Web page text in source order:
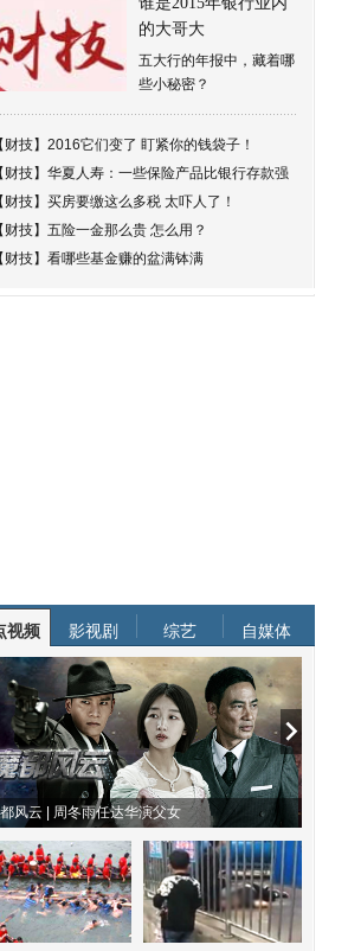
的大哥大
五大行的年报中，藏着哪
些小秘密？
财技】 2016它们变了 盯紧你的钱袋子！
财技】 华夏人寿：一些保险产品比银行存款强
财技】 买房要缴这么多税 太吓人了！
财技】 五险一金那么贵 怎么用？
财技】 看哪些基金赚的盆满钵满
视频 影视剧 综艺 自媒体
系恋人啊 | 钟欣潼体验爱情哲学